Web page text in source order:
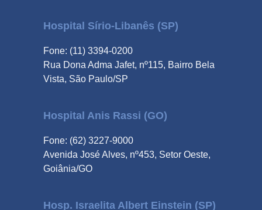
Hospital Sírio-Libanês (SP)
Fone: (11) 3394-0200
Rua Dona Adma Jafet, nº115, Bairro Bela
Vista, São Paulo/SP
Hospital Anis Rassi (GO)
Fone: (62) 3227-9000
Avenida José Alves, nº453, Setor Oeste,
Goiânia/GO
Hosp. Israelita Albert Einstein (SP)